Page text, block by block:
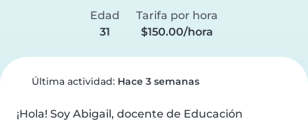
Edad
31
Tarifa por hora
$150.00/hora
Última actividad: Hace 3 semanas
¡Hola! Soy Abigail, docente de Educación